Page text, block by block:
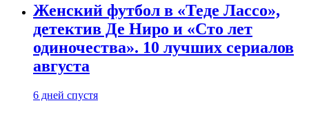
Женский футбол в «Теде Лассо»,
детектив Де Ниро и «Сто лет
одиночества». 10 лучших сериалов
августа
6 дней спустя